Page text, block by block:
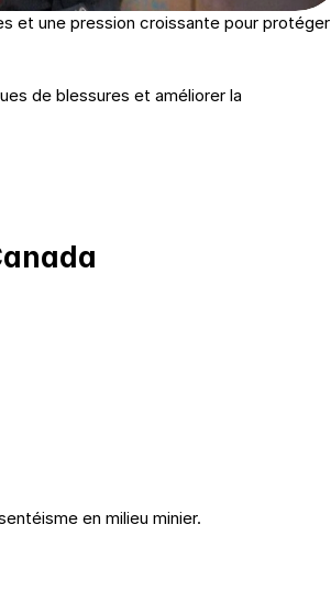
et une pression croissante pour protéger
de blessures et améliorer la
en milieu minier.